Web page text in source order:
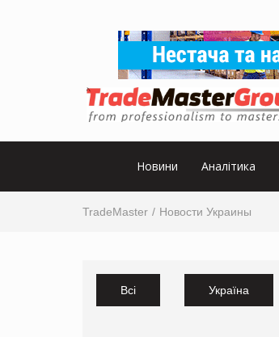
Новини Аналітика
TradeMaster Новости Украины
Всі Україна